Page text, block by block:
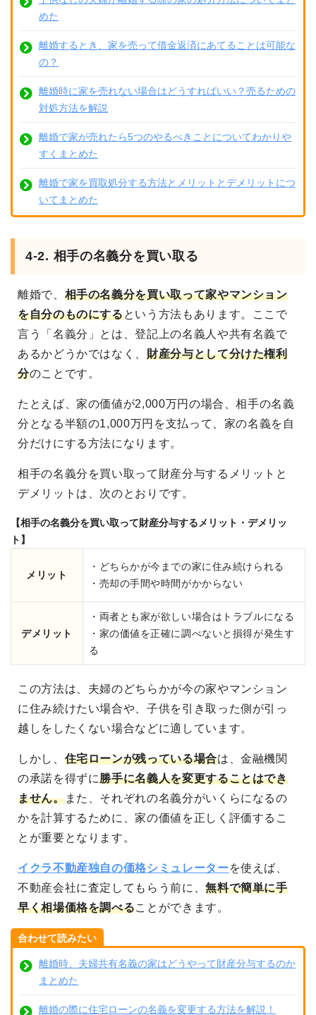
めた
離婚するとき、家を売って借金返済にあてることは可能な
の？
離婚時に家を売れない場合はどうすればいい？売るための
対処方法を解説
離婚で家が売れたら5つのやるべきことについてわかりや
すくまとめた
離婚で家を買取処分する方法とメリットとデメリットにつ
いてまとめた
4-2. 相手の名義分を買い取る
離婚で、 相手の名義分を買い取って家やマンション
を自分のものにするという方法もあります。ここで
言う「名義分」とは、登記上の名義人や共有名義で
あるかどうかではなく、財産分与として分けた権利
分のことです。
たとえば、家の価値が2,000万円の場合、相手の名義
分となる半額の1,000万円を支払って、家の名義を自
分だけにする方法になります。
相手の名義分を買い取って財産分与するメリットと
デメリットは、次のとおりです。
【相手の名義分を買い取って財産分与するメリット・デメリッ
ト】
メリット
・どちらかが今までの家に住み続けられる
・売却の手間や時間がかからない
デメリット
・両者とも家が欲しい場合はトラブルになる
・家の価値を正確に調べないと損得が発生す
る
この方法は、夫婦のどちらかが今の家やマンション
に住み続けたい場合や、子供を引き取った側が引っ
越しをしたくない場合などに適しています。
しかし、 住宅ローンが残っている場合は、金融機関
の承諾を得ずに勝手に名義人を変更することはでき
ません。また、それぞれの名義分がいくらになるの
かを計算するために、家の価値を正しく評価するこ
とが重要となります。
イクラ不動産独自の価格シミュレーターを使えば、
不動産会社に査定してもらう前に、無料で簡単に手
早く相場価格を調べることができます。
合わせて読みたい
離婚時、夫婦共有名義の家はどうやって財産分与するのか
まとめた
離婚の際に住宅ローンの名義を変更する方法を解説！